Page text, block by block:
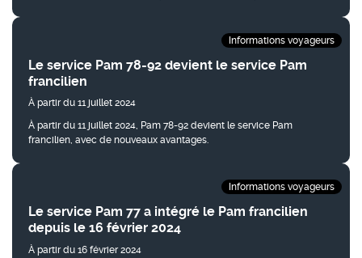
Le service Pam 78-92 devient le service Pam
francilien
À partir du 11 juillet 2024
À partir du 11 juillet 2024, Pam 78-92 devient le service Pam
francilien, avec de nouveaux avantages.
Informations voyageurs
Le service Pam 77 a intégré le Pam francilien
depuis le 16 février 2024
À partir du 16 février 2024
Informations voyageurs